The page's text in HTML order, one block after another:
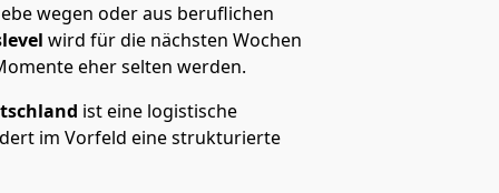
wegen oder aus beruflichen
wird für die nächsten Wochen
eher selten werden.
ist eine logistische
im Vorfeld eine strukturierte